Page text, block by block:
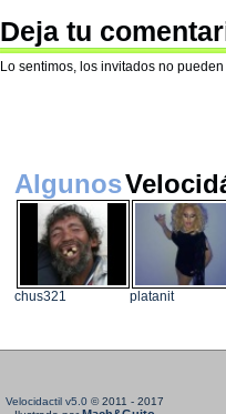
Deja tu
Lo sentimos, los invitados no pueden
Algunos
chus321 platanit
Velocidactil v5.0 © 2011 - 2017